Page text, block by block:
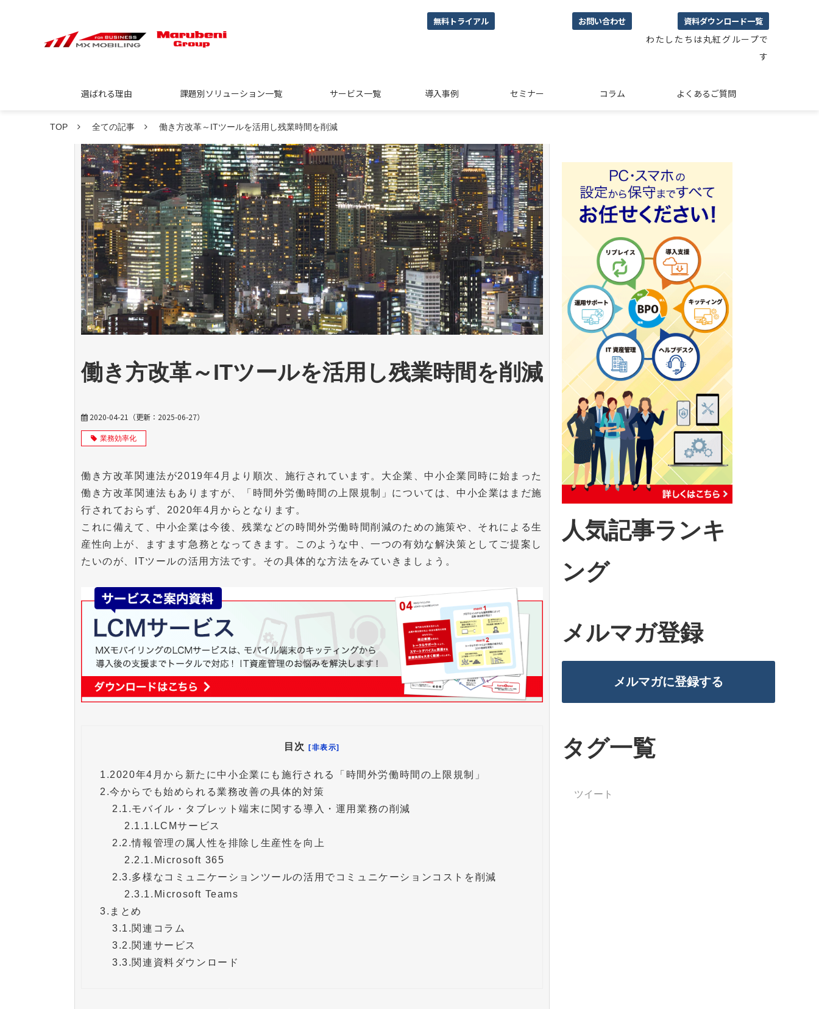
無料トライアル お問い合わせ 資料ダウンロード一覧
わたしたちは丸紅グループで
す
選ばれる理由 課題別ソリューション一覧 サービス一覧 導入事例 セミナー コラム よくあるご質問
TOP 全ての記事 働き方改革～ITツールを活用し残業時間を削減
働き方改革～ITツールを活用し残業時間を削減
2020-04-21 （更新： 2025-06-27）
業務効率化
働き方改革関連法が2019年4月より順次、施行されています。大企業、中小企業同時に始まった
働き方改革関連法もありますが、「時間外労働時間の上限規制」については、中小企業はまだ施
行されておらず、2020年4月からとなります。
これに備えて、中小企業は今後、残業などの時間外労働時間削減のための施策や、それによる生
産性向上が、ますます急務となってきます。このような中、一つの有効な解決策としてご提案し
たいのが、ITツールの活用方法です。その具体的な方法をみていきましょう。
目次 [非表示]
1.2020年4月から新たに中小企業にも施行される「時間外労働時間の上限規制」
2.今からでも始められる業務改善の具体的対策
2.1.モバイル・タブレット端末に関する導入・運用業務の削減
2.1.1. LCMサービス
2.2.情報管理の属人性を排除し生産性を向上
2.2.1. Microsoft 365
2.3.多様なコミュニケーションツールの活用でコミュニケーションコストを削減
2.3.1. Microsoft Teams
3. まとめ
3.1.関連コラム
3.2.関連サービス
3.3.関連資料ダウンロード
人気記事ランキ
ング
メルマガ登録
メルマガに登録する
タグ一覧
ツイート